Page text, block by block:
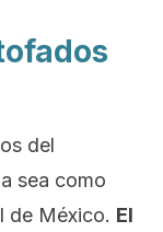
del
sea como
de México. El